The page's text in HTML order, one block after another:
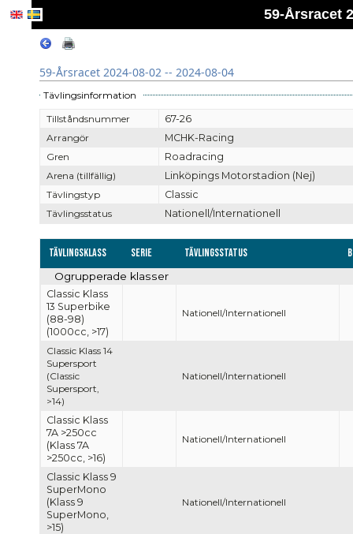
59-Årsracet
59-Årsracet 2024-08-02 -- 2024-08-04
Tävlingsinformation
Tillståndsnummer
67-26
Arrangör
MCHK-Racing
Gren
Roadracing
Arena (tillfällig)
Linköpings Motorstadion (Nej)
Tävlingstyp
Classic
Tävlingsstatus
Nationell/Internationell
Tävlingsklass Serie Tävlingsstatus
Ogrupperade klasser
Classic Klass
13 Superbike
(88-98)
(1000cc, >17)
Nationell/Internationell
Classic Klass 14
Supersport
(Classic
Supersport,
>14)
Nationell/Internationell
Classic Klass
7A >250cc
(Klass 7A
>250cc, >16)
Nationell/Internationell
Classic Klass 9
SuperMono
(Klass 9
SuperMono,
>15)
Nationell/Internationell